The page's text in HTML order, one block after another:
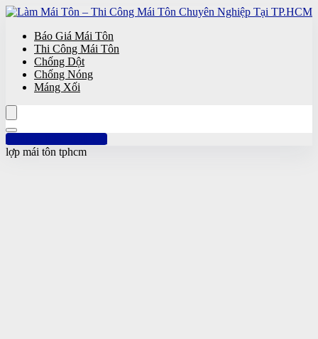
Báo Giá Mái Tôn
Thi Công Mái Tôn
Chống Dột
Chống Nóng
Máng Xối
Hotline: 0961 894 472
lợp mái tôn tphcm